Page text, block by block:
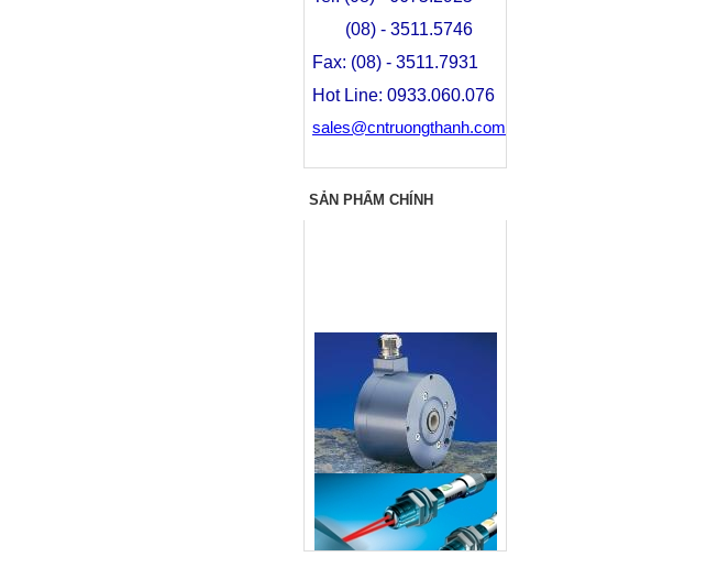
(08) - 3511.5746
Fax: (08) - 3511.7931
Hot Line: 0933.060.076
sales@cntruongthanh.com
SẢN PHẨM CHÍNH